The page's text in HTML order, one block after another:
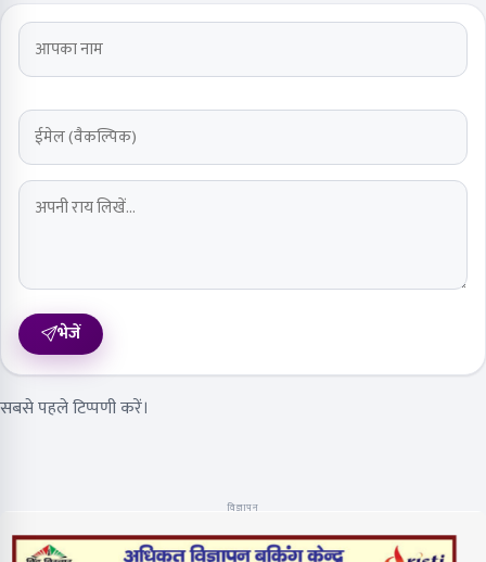
भेजें
सबसे पहले टिप्पणी करें।
विज्ञापन